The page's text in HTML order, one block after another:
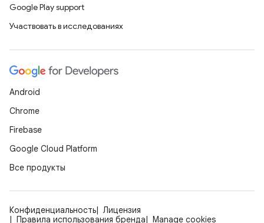
Google Play support
Участвовать в исследованиях
Android
Chrome
Firebase
Google Cloud Platform
Все продукты
Конфиденциальность
Лицензия
Правила использования бренда
Manage cookies